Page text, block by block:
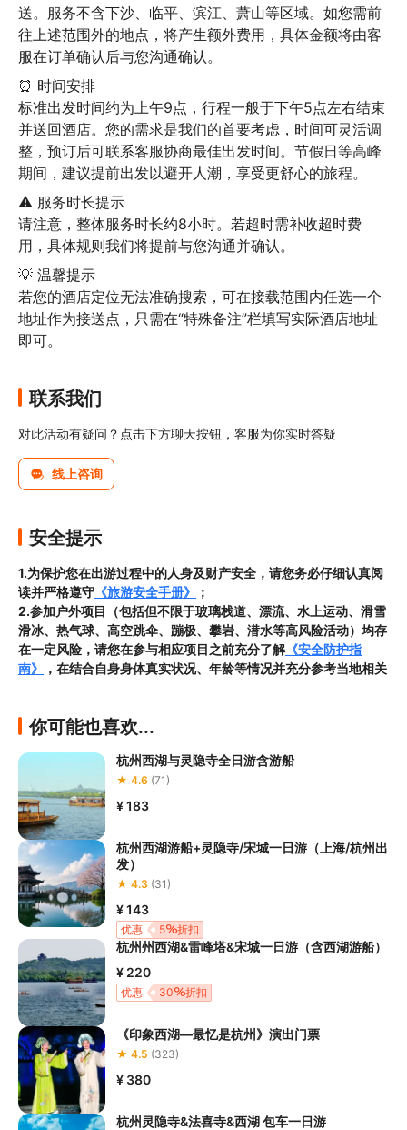
送。服务不含下沙、临平、滨江、萧山等区域。如您需前
往上述范围外的地点，将产生额外费用，具体金额将由客
服在订单确认后与您沟通确认。
⏰ 时间安排
标准出发时间约为上午9点，行程一般于下午5点左右结束
并送回酒店。您的需求是我们的首要考虑，时间可灵活调
整，预订后可联系客服协商最佳出发时间。节假日等高峰
期间，建议提前出发以避开人潮，享受更舒心的旅程。
⚠️ 服务时长提示
请注意，整体服务时长约8小时。若超时需补收超时费
用，具体规则我们将提前与您沟通并确认。
💡 温馨提示
若您的酒店定位无法准确搜索，可在接载范围内任选一个
地址作为接送点，只需在“特殊备注”栏填写实际酒店地址
即可。
联系我们
对此活动有疑问？点击下方聊天按钮，客服为你实时答疑
线上咨询
安全提示
1.为保护您在出游过程中的人身及财产安全，请您务必仔细认真阅
读并严格遵守 《旅游安全手册》
；
2.参加户外项目（包括但不限于玻璃栈道、漂流、水上运动、滑雪
滑冰、热气球、高空跳伞、蹦极、攀岩、潜水等高风险活动）均存
在一定风险，请您在参与相应项目之前充分了解《安全防护指
南》
，在结合自身身体真实状况、年龄等情况并充分参考当地相关
患者及严重恐高、体质较弱的游客参加本产品内包含的项目，
给旅行社造成损失的，还需对旅行社进行全额赔偿；
4.因本产品内可能包含多个旅游项目，请您在
服工作人员沟通了解本产品内各项目的准入年龄、准入身高及准入
体重等准入要求
承担；
5.请您在参与项目期间全程穿戴好安全护具，避免发生意外事件；
6.若您在项目进行过程中感到任何不适，请及时与工作人员进行沟
通，工作人员将会及时为您提供必要支持。
你可能也喜欢...
杭州西湖与灵隐寺全日游含游船
★ 4.6 (71)
¥ 183
杭州西湖游船+灵隐寺/宋城一日游（上海/杭州出
发）
★ 4.3 (31)
¥ 143
5 折扣
优惠
杭州州西湖&雷峰塔&宋城一日游（含西湖游船）
¥ 220
30 折扣
优惠
《印象西湖—最忆是杭州》演出门票
★ 4.5 (323)
¥ 380
杭州灵隐寺&法喜寺&西湖 包车一日游